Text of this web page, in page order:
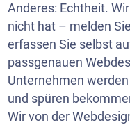
Anderes: Echtheit.
nicht hat – melden
erfassen Sie selbst
passgenauen
Unternehmen
und spüren
Wir von der